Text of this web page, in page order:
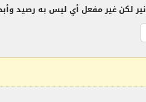
لكن غير مفعل أي ليس به رصيد